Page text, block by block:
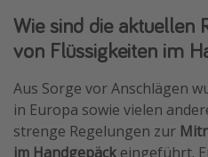
Wie sind die aktuellen
von Flüssigkeiten im
Aus Sorge vor Anschlägen
in Europa sowie vielen
strenge Regelungen zur
im Handgepäck eingeführt.